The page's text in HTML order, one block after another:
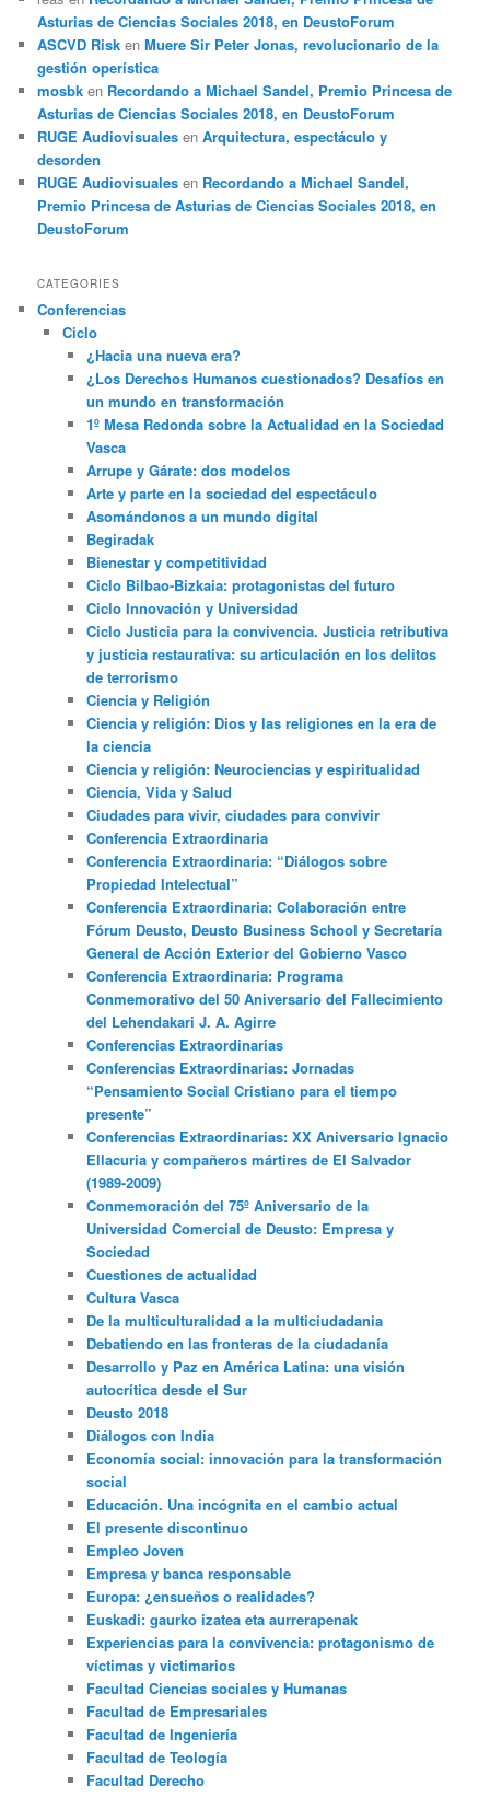
Asturias de Ciencias Sociales 2018, en DeustoForum
ASCVD Risk enMuere Sir Peter Jonas, revolucionario de la
gestión operística
mosbk en Recordando a Michael Sandel, Premio Princesa de
Asturias de Ciencias Sociales 2018, en DeustoForum
RUGE Audiovisuales enArquitectura, espectáculo y
desorden
RUGE Audiovisuales en Recordando a Michael Sandel,
Premio Princesa de Asturias de Ciencias Sociales 2018, en
DeustoForum
CATEGORIES
Conferencias
Ciclo
¿Hacia una nueva era?
¿Los Derechos Humanos cuestionados? Desafíos en
un mundo en transformación
1º Mesa Redonda sobre la Actualidad en la Sociedad
Vasca
Arrupe y Gárate: dos modelos
Arte y parte en la sociedad del espectáculo
Asomándonos a un mundo digital
Begiradak
Bienestar y competitividad
Ciclo Bilbao-Bizkaia: protagonistas del futuro
Ciclo Innovación y Universidad
Ciclo Justicia para la convivencia. Justicia retributiva
y justicia restaurativa: su articulación en los delitos
de terrorismo
Ciencia y Religión
Ciencia y religión: Dios y las religiones en la era de
la ciencia
Ciencia y religión: Neurociencias y espiritualidad
Ciencia, Vida y Salud
Ciudades para vivir, ciudades para convivir
Conferencia Extraordinaria
Conferencia Extraordinaria: “Diálogos sobre
Propiedad Intelectual”
Conferencia Extraordinaria: Colaboración entre
Fórum Deusto, Deusto Business School y Secretaría
General de Acción Exterior del Gobierno Vasco
Conferencia Extraordinaria: Programa
Conmemorativo del 50 Aniversario del Fallecimiento
del Lehendakari J. A. Agirre
Conferencias Extraordinarias
Conferencias Extraordinarias: Jornadas
“Pensamiento Social Cristiano para el tiempo
presente”
Conferencias Extraordinarias: XX Aniversario Ignacio
Ellacuria y compañeros mártires de El Salvador
(1989-2009)
Conmemoración del 75º Aniversario de la
Universidad Comercial de Deusto: Empresa y
Sociedad
Cuestiones de actualidad
Cultura Vasca
De la multiculturalidad a la multiciudadania
Debatiendo en las fronteras de la ciudadanía
Desarrollo y Paz en América Latina: una visión
autocrítica desde el Sur
Deusto 2018
Diálogos con India
Economía social: innovación para la transformación
social
Educación. Una incógnita en el cambio actual
El presente discontinuo
Empleo Joven
Empresa y banca responsable
Europa: ¿ensueños o realidades?
Euskadi: gaurko izatea eta aurrerapenak
Experiencias para la convivencia: protagonismo de
víctimas y victimarios
Facultad Ciencias sociales y Humanas
Facultad de Empresariales
Facultad de Ingeniería
Facultad de Teología
Facultad Derecho